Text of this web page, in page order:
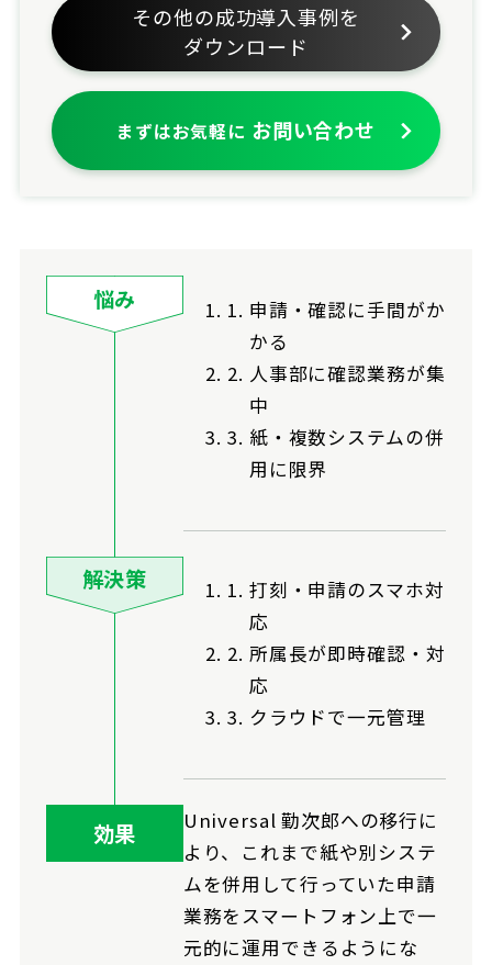
その他の成功導入事例を
ダウンロード
まずはお気軽に お問い合わせ
悩み
申請・確認に手間がか
かる
人事部に確認業務が集
中
紙・複数システムの併
用に限界
解決策
打刻・申請のスマホ対
応
所属長が即時確認・対
応
クラウドで一元管理
効果
Universal 勤次郎への移行に
より、これまで紙や別システ
ムを併用して行っていた申請
業務をスマートフォン上で一
元的に運用できるようにな